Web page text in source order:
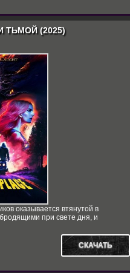
ТЬМОЙ (2025)
оказывается втянутой в
при свете дня, и
СКАЧАТЬ